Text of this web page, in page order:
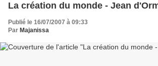
La création du monde - Jean
Publié le 16/07/2007 à 09:33
Par Majanissa